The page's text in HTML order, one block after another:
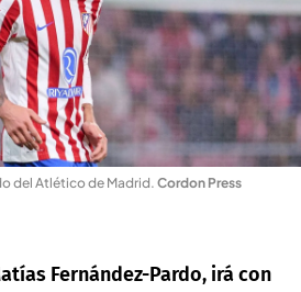
del Atlético de Madrid. Cordon Press
Fernández-Pardo, irá con